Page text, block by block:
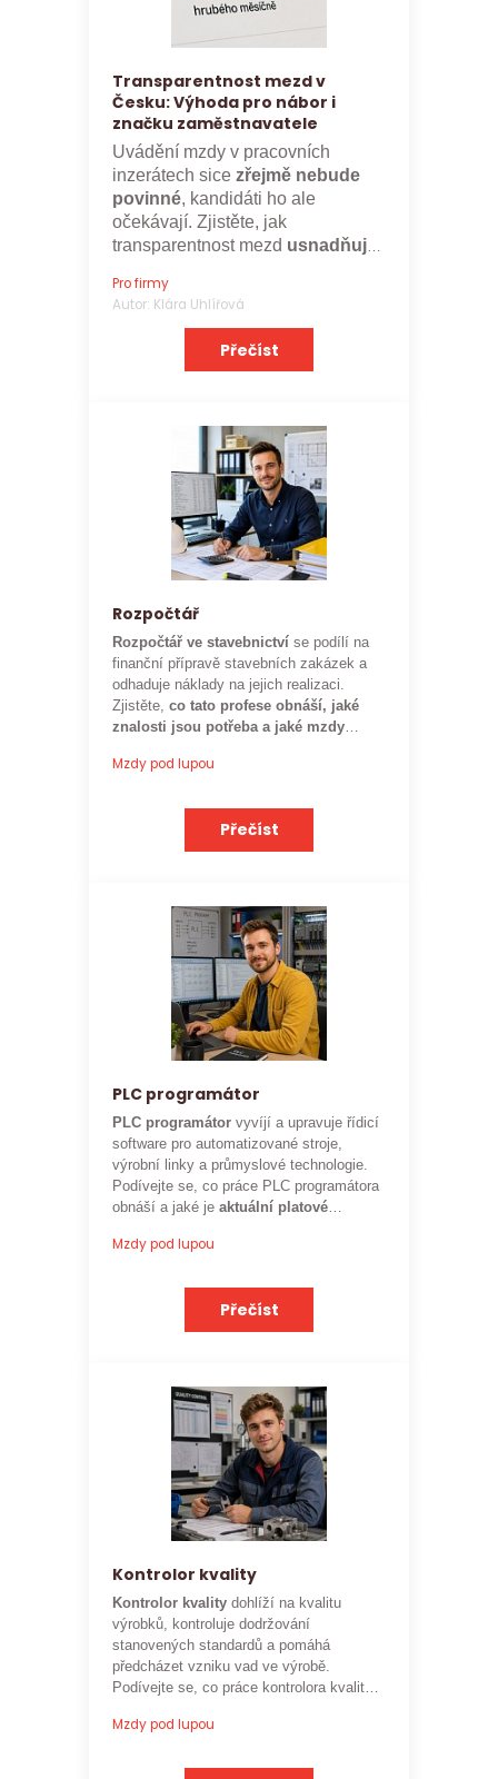
Transparentnost mezd v
Česku: Výhoda pro nábor i
značku zaměstnavatele
Uvádění mzdy v pracovních
inzerátech sice zřejmě nebude
povinné, kandidáti ho ale
očekávají. Zjistěte, jak
transparentnost mezd usnadňuje
zaměstnavatele.
Pro firmy
Autor: Klára Uhlířová
Přečíst
Rozpočtář
Rozpočtář ve stavebnictví se podílí na
finanční přípravě stavebních zakázek a
odhaduje náklady na jejich realizaci.
Zjistěte, co tato profese obnáší, jaké
znalosti jsou potřeba a jaké mzdy
očekávat.
Mzdy pod lupou
Přečíst
PLC programátor
PLC programátorvyvíjí a upravuje řídicí
software pro automatizované stroje,
výrobní linky a průmyslové technologie.
Podívejte se, co práce PLC programátora
obnáší a jaké jeaktuální platové
Mzdy pod lupou
Přečíst
Kontrolor kvality
Kontrolor kvalitydohlíží na kvalitu
výrobků, kontroluje dodržování
stanovených standardů a pomáhá
předcházet vzniku vad ve výrobě.
Podívejte se, co práce kontrolora kvality
ohodnocení této profese
Mzdy pod lupou